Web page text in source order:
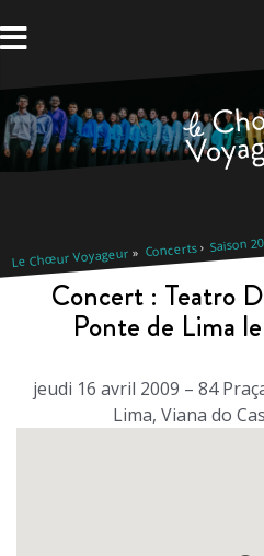
au
Le Chœur Voyageur Concerts Saison
Concert : Teatro
Ponte de Lima
jeudi 16 avril 2009 – 84
Lima, Viana do